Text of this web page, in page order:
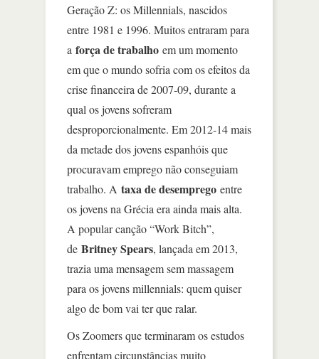
Geração Z: os Millennials, nascidos
entre 1981 e 1996. Muitos entraram para
a força de trabalho em um momento
em que o mundo sofria com os efeitos da
crise financeira de 2007-09, durante a
qual os jovens sofreram
desproporcionalmente. Em 2012-14 mais
da metade dos jovens espanhóis que
procuravam emprego não conseguiam
trabalho. A taxa de desemprego entre
os jovens na Grécia era ainda mais alta.
A popular canção “Work Bitch”,
de Britney Spears, lançada em 2013,
trazia uma mensagem sem massagem
para os jovens millennials: quem quiser
algo de bom vai ter que ralar.
Os Zoomers que terminaram os estudos
enfrentam circunstâncias muito